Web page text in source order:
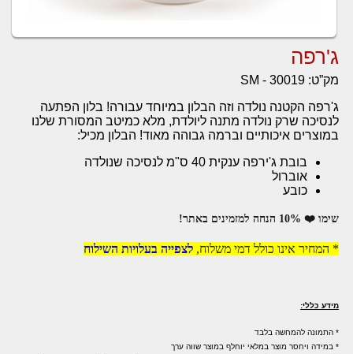
ג'רפה
מק”ט: SM - 30019
ג'רפה הקטנה נולדה וזה הבלון במיוחד עבורה! בלון הפתעה
לנסיכה שרק נולדה מתנה ליולדת, מלא כמיטב המסורת שלנו
במוצרים איכותיים וברמה גבוהה מאוד! הבלון מכיל:
בובת ג'ירפה ענקית 40 ס"מ לנסיכה שנולדה
אוברול
כובע
שימו ❤️ 10% הנחה למזמינים באתר!
* המחיר אינו כולל דמי משלוח, לצפייה בעלויות השילוח
מידע כללי:
* התמונה להמחשה בלבד
* במידה ויחסר מוצר במלאי יוחלף במוצר שווה ערך